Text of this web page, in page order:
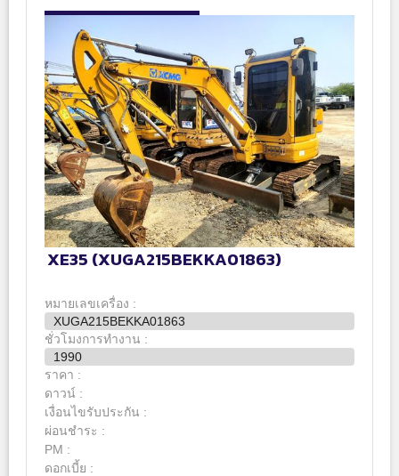
XE35 (XUGA215BEKKA01863)
หมายเลขเครื่อง :
XUGA215BEKKA01863
ชั่วโมงการทำงาน :
1990
ราคา :
ดาวน์ :
เงื่อนไขรับประกัน :
ผ่อนชำระ :
PM :
ดอกเบี้ย :